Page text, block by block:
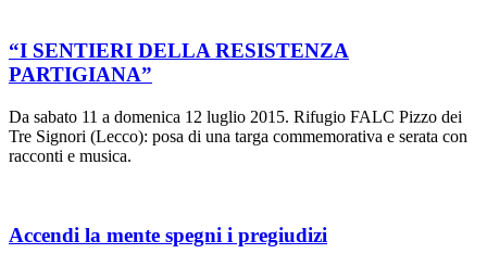
“I SENTIERI DELLA RESISTENZA
PARTIGIANA”
Da sabato 11 a domenica 12 luglio 2015. Rifugio FALC Pizzo dei
Tre Signori (Lecco): posa di una targa commemorativa e serata con
racconti e musica.
Accendi la mente spegni i pregiudizi